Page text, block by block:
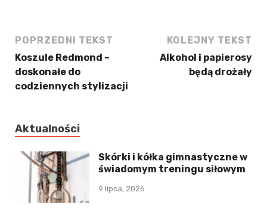
POPRZEDNI TEKST
Koszule Redmond –
doskonałe do
codziennych stylizacji
KOLEJNY TEKST
Alkohol i papierosy
będą drożały
Aktualności
Skórki i kółka gimnastyczne w
świadomym treningu siłowym
9 lipca, 2026